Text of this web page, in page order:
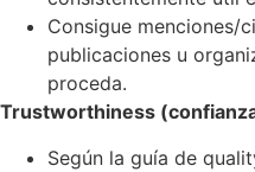
Consigue menciones/
publicaciones u
proceda.
Trustworthiness
Según la guía de